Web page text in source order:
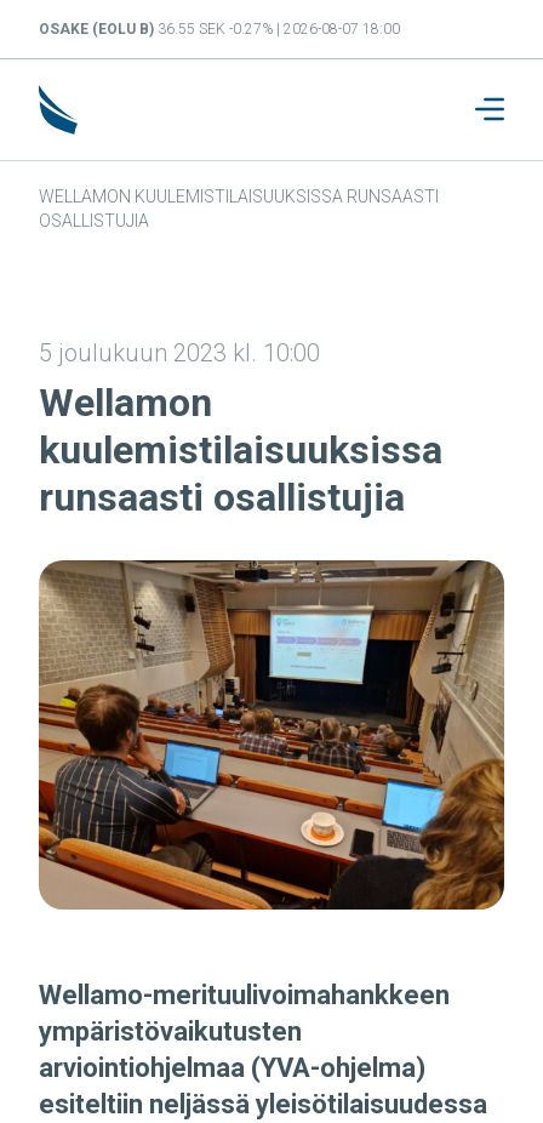
OSAKE (EOLU B) 36.55 SEK -0.27% | 2026-08-07 18:00
WELLAMON KUULEMISTILAISUUKSISSA RUNSAASTI
OSALLISTUJIA
5 joulukuun 2023 kl. 10:00
Wellamon
kuulemistilaisuuksissa
runsaasti osallistujia
Wellamo-merituulivoimahankkeen
ympäristövaikutusten
arviointiohjelmaa (YVA-ohjelma)
esiteltiin neljässä yleisötilaisuudessa